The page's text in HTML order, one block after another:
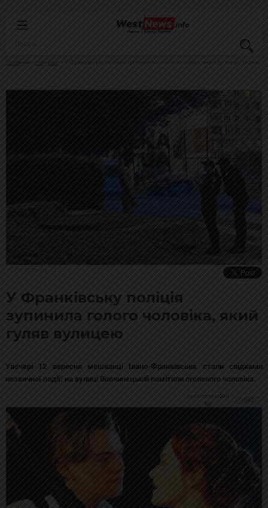
Головна Новини У Франківську поліція зупинила голого чоловіка, який гуляв вулицею
У Франківську поліція
зупинила голого чоловіка, який
гуляв вулицею
Увечері 12 вересня мешканці Івано-Франківська стали свідками
незвичної події: на вулиці Вовчинецькій помітили оголеного чоловіка.